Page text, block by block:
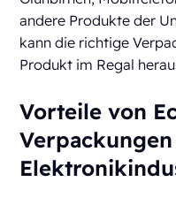
andere Produkte der
kann die richtige
Produkt im Regal
Vorteile von